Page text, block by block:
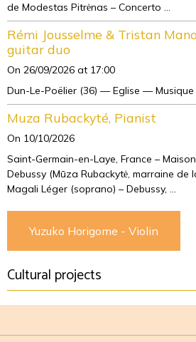
de Modestas Pitrėnas – Concerto ...
Rémi Jousselme & Tristan
guitar duo
On 26/09/2026 at 17:00
Dun-Le-Poëlier (36) — Eglise — Musique
Muza Rubackyté, Pianist
On 10/10/2026
Saint-Germain-en-Laye, France –
Debussy (Mūza Rubackytė, marraine de
Magali Léger (soprano) – Debussy, ...
Yuzuko Horigome - Violin
Cultural projects